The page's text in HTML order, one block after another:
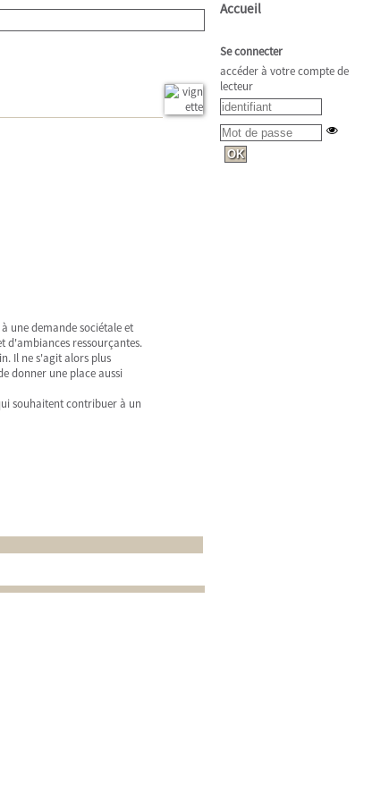
une demande sociétale et
d'ambiances ressourçantes.
Il ne s'agit alors plus
donner une place aussi
souhaitent contribuer à un
Accueil
Se connecter
accéder à votre compte de
lecteur